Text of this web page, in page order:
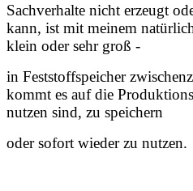
Sachverhalte nicht erzeugt
kann, ist mit meinem
klein oder sehr groß -
in Feststoffspeicher
kommt es auf die
nutzen sind, zu speichern
oder sofort wieder zu nutzen.